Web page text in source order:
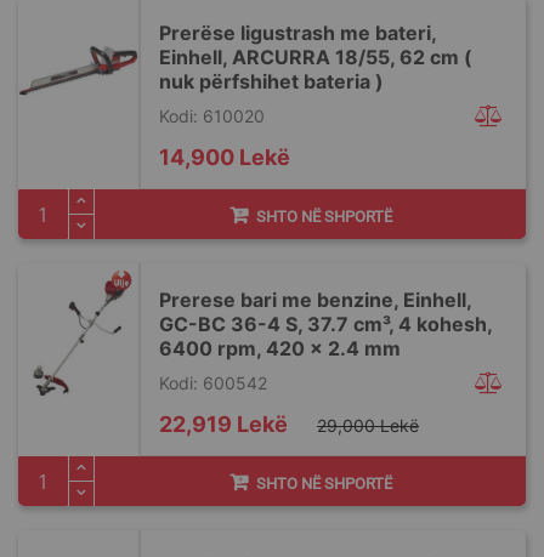
Prerëse ligustrash me bateri,
Einhell, ARCURRA 18/55, 62 cm (
nuk përfshihet bateria )
Kodi: 610020
14,900 Lekë
SHTO NË SHPORTË
Prerese bari me benzine, Einhell,
GC-BC 36-4 S, 37.7 cm³, 4 kohesh,
6400 rpm, 420 x 2.4 mm
Kodi: 600542
Special
Price
22,919 Lekë 29,000 Lekë
SHTO NË SHPORTË